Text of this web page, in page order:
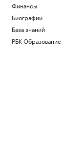
Финансы
Биографии
База знаний
РБК Образование